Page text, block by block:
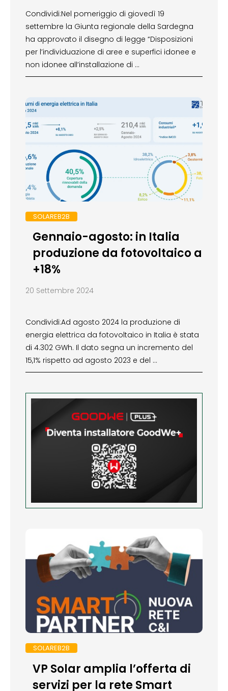
Condividi:Nel pomeriggio di giovedì 19
settembre la Giunta regionale della Sardegna
ha approvato il disegno di legge “Disposizioni
per l’individuazione di aree e superfici idonee e
non idonee all’installazione di …
SOLAREB2B
Gennaio-agosto: in Italia
produzione da fotovoltaico a
+18%
20 Settembre 2024
Condividi:Ad agosto 2024 la produzione di
energia elettrica da fotovoltaico in Italia è stata
di 4.302 GWh. Il dato segna un incremento del
15,1% rispetto ad agosto 2023 e del …
SOLAREB2B
VP Solar amplia l’offerta di
servizi per la rete Smart